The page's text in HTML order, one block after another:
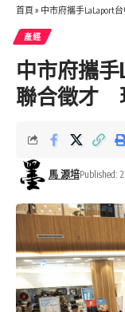
首頁 » 中市府攜手LaLaport
產經
中市府攜
聯合徵才
馬 源培Published: